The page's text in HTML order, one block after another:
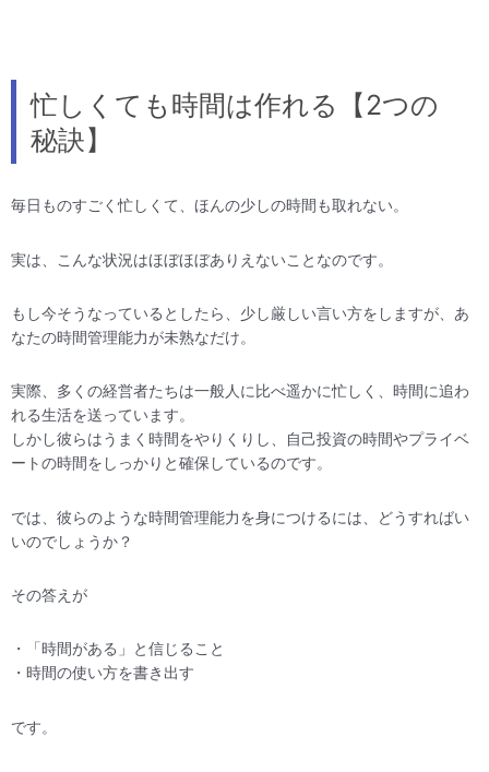
忙しくても時間は作れる【2つの
秘訣】
毎日ものすごく忙しくて、ほんの少しの時間も取れない。
実は、こんな状況はほぼほぼありえないことなのです。
もし今そうなっているとしたら、少し厳しい言い方をしますが、あ
なたの時間管理能力が未熟なだけ。
実際、多くの経営者たちは一般人に比べ遥かに忙しく、時間に追わ
れる生活を送っています。
しかし彼らはうまく時間をやりくりし、自己投資の時間やプライベ
ートの時間をしっかりと確保しているのです。
では、彼らのような時間管理能力を身につけるには、どうすればい
いのでしょうか？
その答えが
・「時間がある」と信じること
・時間の使い方を書き出す
です。